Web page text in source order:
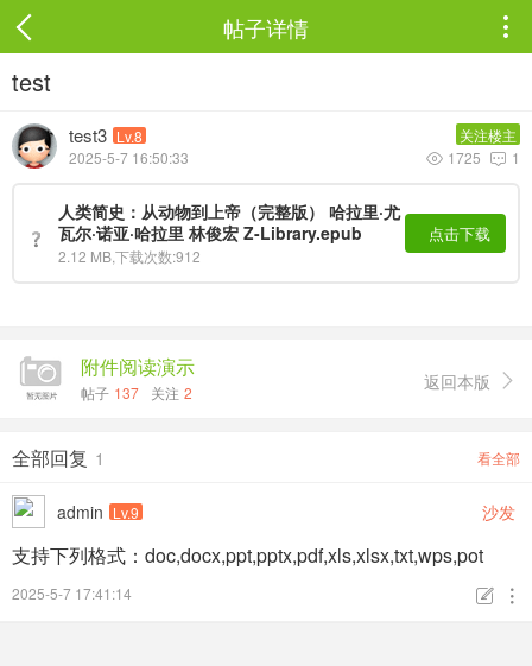
帖子详情 
test
test3 Lv.8
关注楼主
2025-5-7 16:50:33
 1
 1725
人类简史：从动物到上帝（完整版） 哈拉里·尤
瓦尔·诺亚·哈拉里 林俊宏 Z-Library.epub
2.12 MB,下载次数:912
点击下载
附件阅读演示
帖子 137 关注 2 返回本版 
全部回复 1 看全部
admin Lv.9 沙发
支持下列格式：doc,docx,ppt,pptx,pdf,xls,xlsx,txt,wps,pot
2025-5-7 17:41:14  